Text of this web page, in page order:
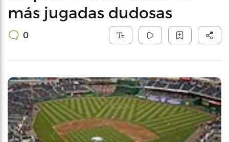
más jugadas dudosas
0